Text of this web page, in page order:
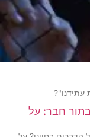
עתידנו"?
חבר: על